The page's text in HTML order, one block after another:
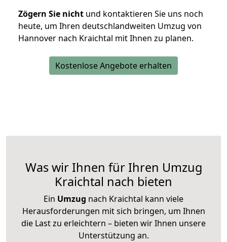
Zögern Sie nicht und kontaktieren Sie uns noch
heute, um Ihren deutschlandweiten Umzug von
Hannover nach Kraichtal mit Ihnen zu planen.
Kostenlose Angebote erhalten
Was wir Ihnen für Ihren Umzug
Kraichtal nach bieten
Ein Umzug nach Kraichtal kann viele
Herausforderungen mit sich bringen, um Ihnen
die Last zu erleichtern – bieten wir Ihnen unsere
Unterstützung an.